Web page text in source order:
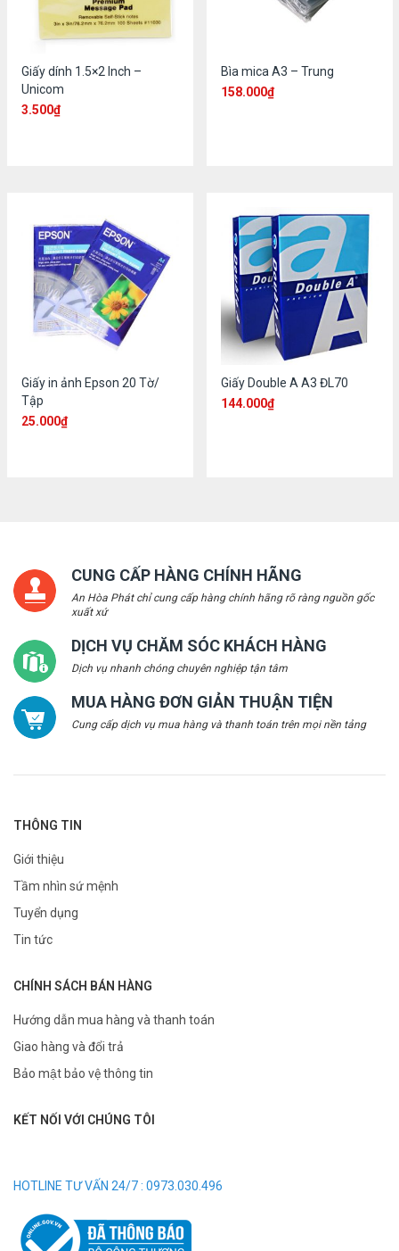
Giấy dính 1.5×2 Inch –
Unicom
3.500₫
Bìa mica A3 – Trung
158.000₫
Giấy in ảnh Epson 20 Tờ/
Tập
25.000₫
Giấy Double A A3 ĐL70
144.000₫
CUNG CẤP HÀNG CHÍNH HÃNG
An Hòa Phát chỉ cung cấp hàng chính hãng rõ ràng nguồn gốc
xuất xứ
DỊCH VỤ CHĂM SÓC KHÁCH HÀNG
Dịch vụ nhanh chóng chuyên nghiệp tận tâm
MUA HÀNG ĐƠN GIẢN THUẬN TIỆN
Cung cấp dịch vụ mua hàng và thanh toán trên mọi nền tảng
THÔNG TIN
Giới thiệu
Tầm nhìn sứ mệnh
Tuyển dụng
Tin tức
CHÍNH SÁCH BÁN HÀNG
Hướng dẫn mua hàng và thanh toán
Giao hàng và đổi trả
Bảo mật bảo vệ thông tin
KẾT NỐI VỚI CHÚNG TÔI
HOTLINE TƯ VẤN 24/7 : 0973.030.496